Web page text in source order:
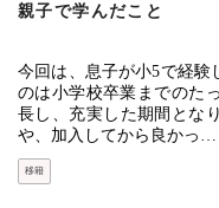
親子で学んだこと
今回は、息子が小5で経験
のは小学校卒業までのた
長し、充実した期間とな
や、加入してから良かっ…
移籍